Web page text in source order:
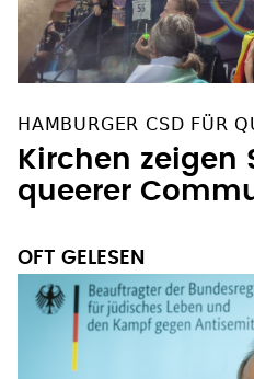
HAMBURGER CSD FÜR
Kirchen
queerer
OFT GELESEN